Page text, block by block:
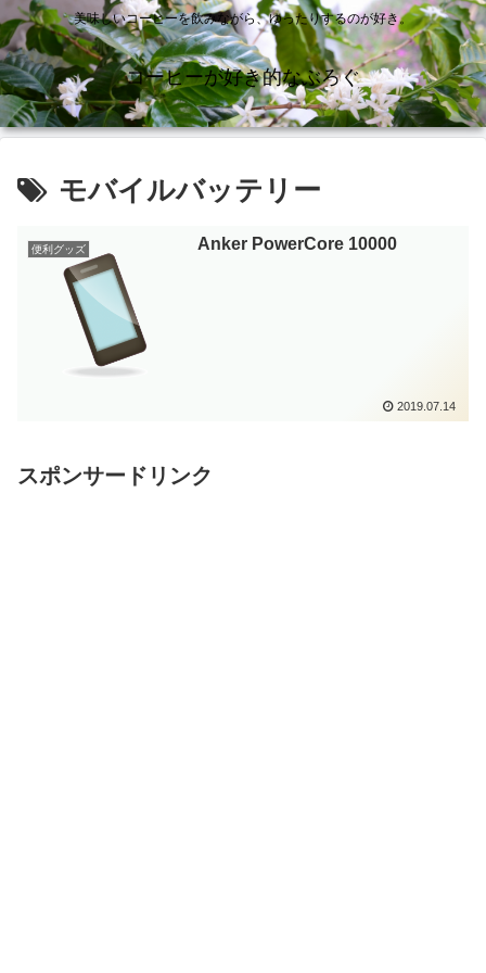
美味しいコーヒーを飲みながら、ゆったりするのが好き。
コーヒーが好き的なぶろぐ
モバイルバッテリー
便利グッズ Anker PowerCore 10000
2019.07.14
スポンサードリンク